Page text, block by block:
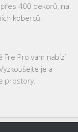
400 dekorů, na
koberců.
Fre Pro vám nabízí
Vyzkoušejte je a
prostory.